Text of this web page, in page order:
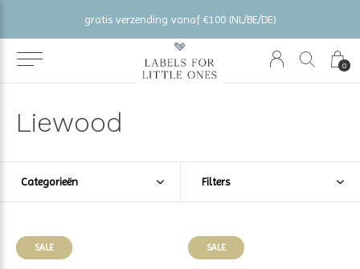
0
gratis verzending vanaf €100 (NL/BE/DE)
Liewood
Categorieën Filters
SALE SALE